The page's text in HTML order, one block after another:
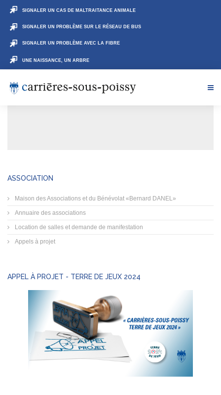
SIGNALER UN CAS DE MALTRAITANCE ANIMALE
SIGNALER UN PROBLÈME SUR LE RÉSEAU DE BUS
SIGNALER UN PROBLÈME AVEC LA FIBRE
UNE NAISSANCE, UN ARBRE
ASSOCIATION
Maison des Associations et du Bénévolat «Bernard DANEL»
Annuaire des associations
Location de salles et demande de manifestation
Appels à projet
APPEL À PROJET - TERRE DE JEUX 2024